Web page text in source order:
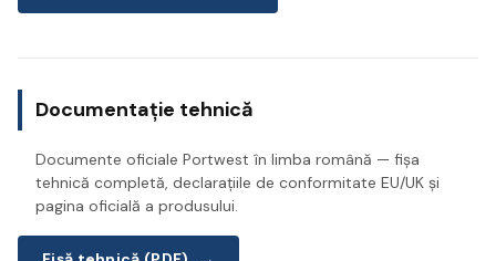
Documentație tehnică
Documente oficiale Portwest în limba română — fișa
tehnică completă, declarațiile de conformitate EU/UK și
pagina oficială a produsului.